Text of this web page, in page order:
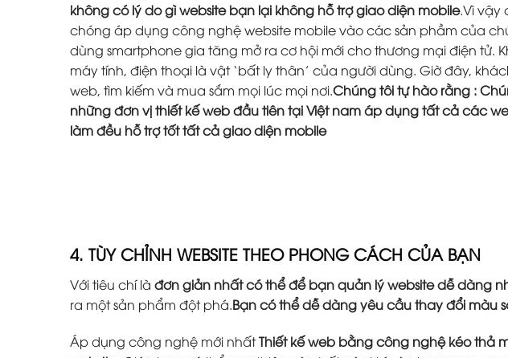
không có lý do gì website bạn lại không hỗ trợ giao diện mobile.Vì vậy
chóng áp dụng công nghệ website mobile vào các sản phầm của
dùng smartphone gia tăng mở ra cơ hội mới cho thương mại điện tử.
máy tính, điện thoại là vật ‘bất ly thân’ của người dùng. Giờ đây,
web, tìm kiếm và mua sắm mọi lúc mọi nơi.Chúng tôi tự hào rằng :
những đơn vị thiết kế web đầu tiên tại Việt nam áp dụng tất cả các
làm đều hỗ trợ tốt tất cả giao diện mobile
4. TÙY CHỈNH WEBSITE THEO PHONG CÁCH CỦA BẠN
Với tiêu chí là đơn giản nhất có thể để bạn quản lý website dễ dàng
ra một sản phẩm đột phá.Bạn có thể dễ dàng yêu cầu thay đổi
Áp dụng công nghệ mới nhấtThiết kế web bằng công nghệ kéo thả